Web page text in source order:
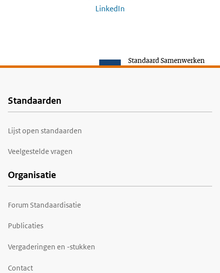
LinkedIn
Standaard Samenwerken
Voet
Standaarden
Lijst open standaarden
Veelgestelde vragen
Organisatie
Forum Standaardisatie
Publicaties
Vergaderingen en -stukken
Contact